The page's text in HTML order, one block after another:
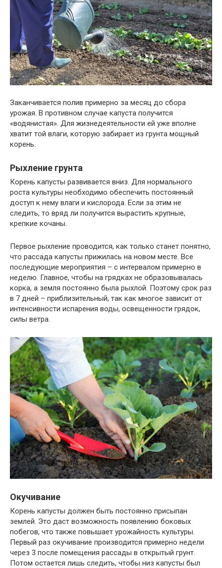
Заканчивается полив примерно за месяц до сбора
урожая. В противном случае капуста получится
«водянистая». Для жизнедеятельности ей уже вполне
хватит той влаги, которую забирает из грунта мощный
корень.
Рыхление грунта
Корень капусты развивается вниз. Для нормального
роста культуры необходимо обеспечить постоянный
доступ к нему влаги и кислорода. Если за этим не
следить, то вряд ли получится вырастить крупные,
крепкие кочаны.
Первое рыхление проводится, как только станет понятно,
что рассада капусты прижилась на новом месте. Все
последующие мероприятия – с интервалом примерно в
неделю. Главное, чтобы на грядках не образовывалась
корка, а земля постоянно была рыхлой. Поэтому срок раз
в 7 дней – приблизительный, так как многое зависит от
интенсивности испарения воды, освещенности грядок,
силы ветра.
Окучивание
Корень капусты должен быть постоянно присыпан
землей. Это даст возможность появлению боковых
побегов, что также повышает урожайность культуры.
Первый раз окучивание производится примерно недели
через 3 после помещения рассады в открытый грунт.
Потом остается лишь следить, чтобы низ капусты был